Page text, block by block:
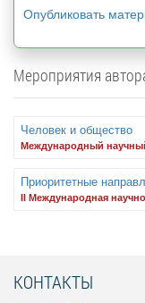
Опубликовать
Мероприятия
Человек и общество
Международный
Приоритетные
II Международная
КОНТАКТЫ